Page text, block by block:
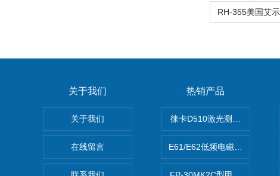
关于我们
关于我们
在线留言
热销产品
徕卡D510激光测距仪
E61/E62低频电磁场强度分析仪